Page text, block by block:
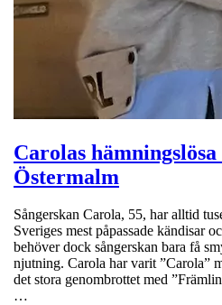
Carolas
Östermalm
Sångerskan Carola, 55, har alltid
Sveriges mest påpassade kändisar
behöver dock sångerskan bara få
njutning. Carola har varit ”Carola”
det stora genombrottet med
…